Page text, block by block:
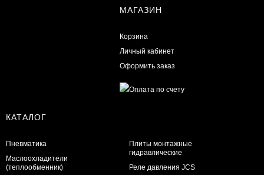
МАГАЗИН
Корзина
Личный кабинет
Оформить заказ
КАТАЛОГ
Пневматика
Маслоохладители
(теплообменник)
Плиты монтажные
гидравлические
Реле давления JCS